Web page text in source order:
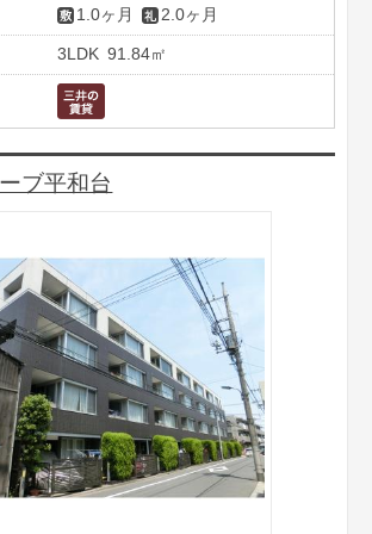
1.0ヶ月 2.0ヶ月
3LDK 91.84㎡
ブ平和台